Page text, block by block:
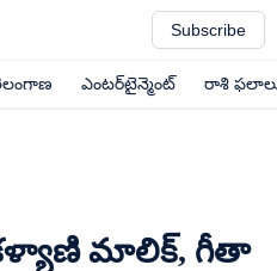
Subscribe
ఎంటర్‌టైన్మెంట్ రాశి
కళ్యాణి మాలిక్, గీతా